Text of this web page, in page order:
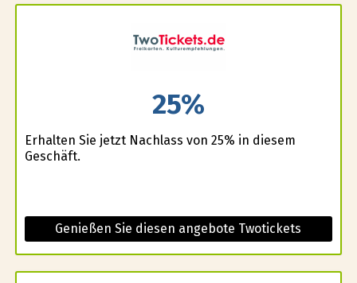
25%
Erhalten Sie jetzt Nachlass von 25% in diesem
Geschäft.
Genießen Sie diesen angebote Twotickets